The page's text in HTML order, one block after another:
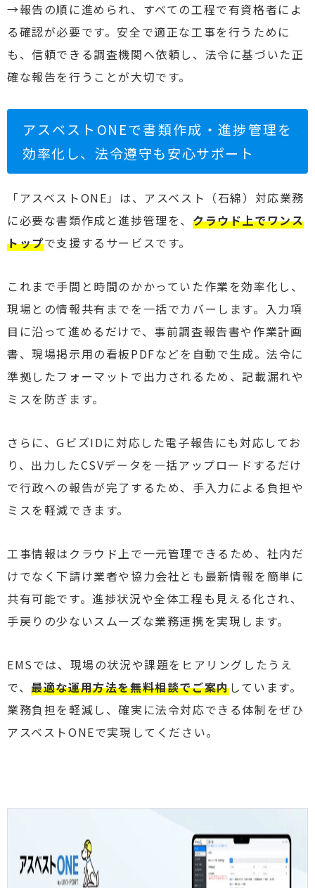
→報告の順に進められ、すべての工程で有資格者によ
る確認が必要です。安全で適正な工事を行うために
も、信頼できる調査機関へ依頼し、法令に基づいた正
確な報告を行うことが大切です。
アスベストONEで書類作成・進捗管理を
効率化し、法令遵守も安心サポート
「アスベストONE」は、アスベスト（石綿）対応業務
に必要な書類作成と進捗管理を、クラウド上でワンス
トップで支援するサービスです。
これまで手間と時間のかかっていた作業を効率化し、
現場との情報共有までを一括でカバーします。入力項
目に沿って進めるだけで、事前調査報告書や作業計画
書、現場掲示用の看板PDFなどを自動で生成。法令に
準拠したフォーマットで出力されるため、記載漏れや
ミスを防ぎます。
さらに、GビズIDに対応した電子報告にも対応してお
り、出力したCSVデータを一括アップロードするだけ
で行政への報告が完了するため、手入力による負担や
ミスを軽減できます。
工事情報はクラウド上で一元管理できるため、社内だ
けでなく下請け業者や協力会社とも最新情報を簡単に
共有可能です。進捗状況や全体工程も見える化され、
手戻りの少ないスムーズな業務連携を実現します。
EMSでは、現場の状況や課題をヒアリングしたうえ
で、最適な運用方法を無料相談でご案内しています。
業務負担を軽減し、確実に法令対応できる体制をぜひ
アスベストONEで実現してください。